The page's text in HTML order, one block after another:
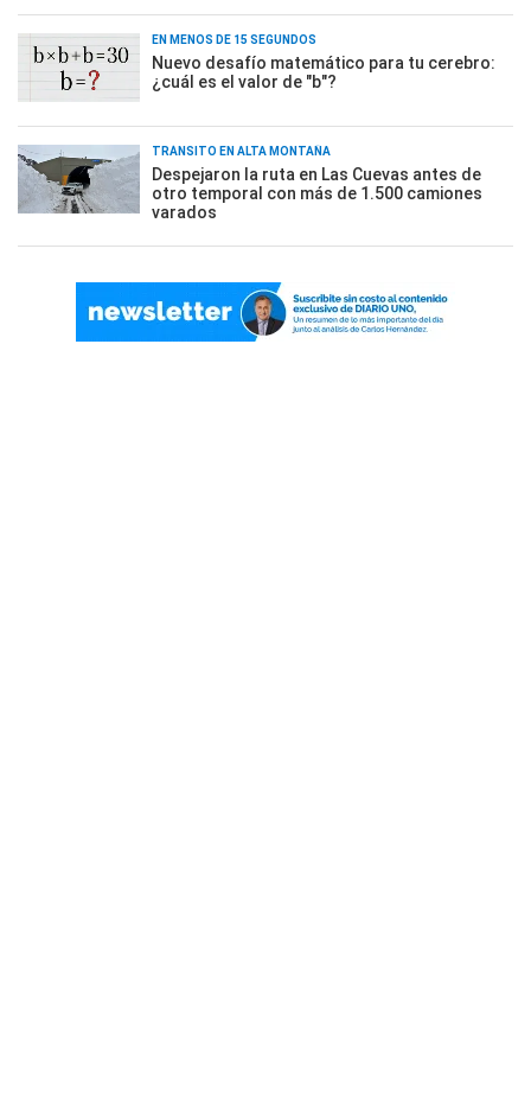
EN MENOS DE 15 SEGUNDOS
Nuevo desafío matemático para tu cerebro:
¿cuál es el valor de "b"?
TRÁNSITO EN ALTA MONTAÑA
Despejaron la ruta en Las Cuevas antes de
otro temporal con más de 1.500 camiones
varados